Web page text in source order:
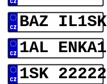
BAZ IL1SK
1AL ENKA1
1SK 22222